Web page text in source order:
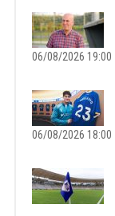
06/08/2026 19:00
06/08/2026 18:00